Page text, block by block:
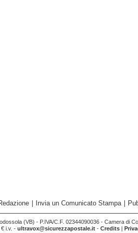
Invia un Comunicato Stampa
(VB) - P.IVA/C.F. 02344090036 - Camera di
i.v. - ultravox@sicurezzapostale.it- Credits|